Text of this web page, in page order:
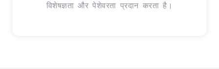
विशेषज्ञता और पेशेवरता प्रदान करता है।